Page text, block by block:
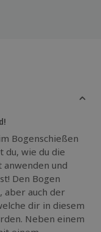
Bogenschießen
du, wie du die
und
Den Bogen
aber auch der
dir in diesem
Neben einem